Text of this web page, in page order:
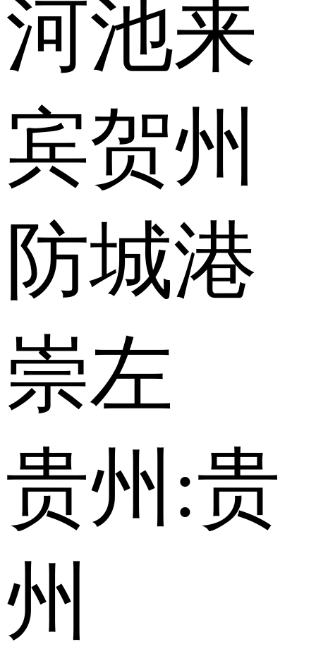
河池来
宾贺州
防城港
崇左
贵州:贵
州